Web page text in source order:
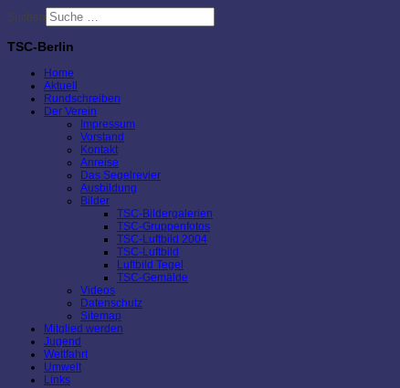
Suchen
TSC-Berlin
Home
Aktuell
Rundschreiben
Der Verein
Impressum
Vorstand
Kontakt
Anreise
Das Segelrevier
Ausbildung
Bilder
TSC-Bildergalerien
TSC-Gruppenfotos
TSC-Luftbild 2004
TSC-Luftbild
Luftbild Tegel
TSC-Gemälde
Videos
Datenschutz
Sitemap
Mitglied werden
Jugend
Wettfahrt
Umwelt
Links